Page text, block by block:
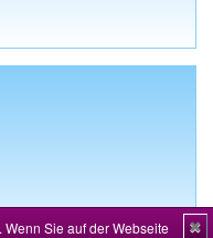
Sie auf der Webseite
✖